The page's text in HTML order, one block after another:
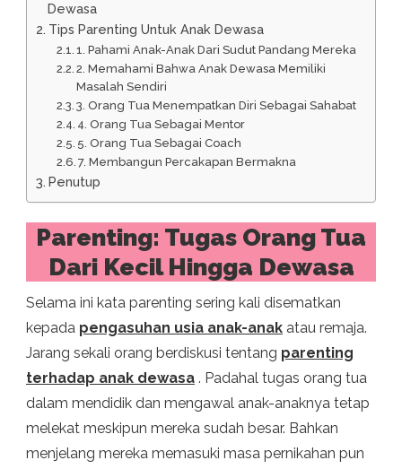
Dewasa
Tips Parenting Untuk Anak Dewasa
1. Pahami Anak-Anak Dari Sudut Pandang Mereka
2. Memahami Bahwa Anak Dewasa Memiliki
Masalah Sendiri
3. Orang Tua Menempatkan Diri Sebagai Sahabat
4. Orang Tua Sebagai Mentor
5. Orang Tua Sebagai Coach
7. Membangun Percakapan Bermakna
Penutup
Parenting: Tugas Orang Tua
Dari Kecil Hingga Dewasa
Selama ini kata parenting sering kali disematkan
kepada pengasuhan usia anak-anak atau remaja.
Jarang sekali orang berdiskusi tentang parenting
terhadap anak dewasa . Padahal tugas orang tua
dalam mendidik dan mengawal anak-anaknya tetap
melekat meskipun mereka sudah besar. Bahkan
menjelang mereka memasuki masa pernikahan pun